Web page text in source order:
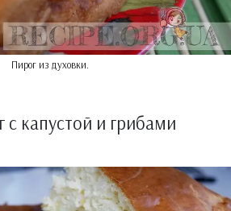
Пирог из духовки.
с капустой и грибами